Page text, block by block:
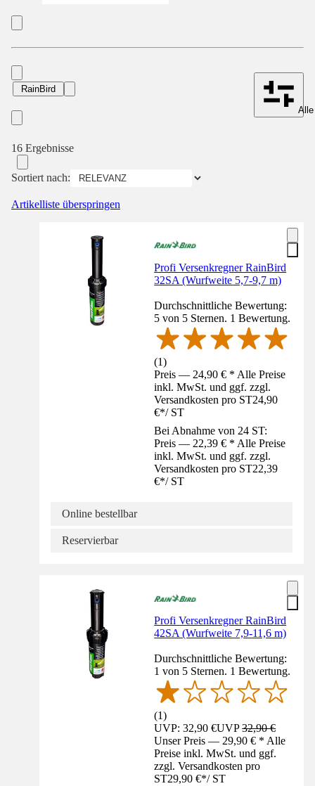
RainBird
16 Ergebnisse
Sortiert nach:
Artikelliste überspringen
Profi Versenkregner RainBird
32SA (Wurfweite 5,7-9,7 m)
Durchschnittliche Bewertung:
5 von 5 Sternen. 1 Bewertung.
(1)
Preis — 24,90 € * Alle Preise
inkl. MwSt. und ggf. zzgl.
Versandkosten pro ST24,90
€*/ ST
Bei Abnahme von 24 ST:
Preis — 22,39 € * Alle Preise
inkl. MwSt. und ggf. zzgl.
Versandkosten pro ST22,39
€*/ ST
Online bestellbar
Reservierbar
Profi Versenkregner RainBird
42SA (Wurfweite 7,9-11,6 m)
Durchschnittliche Bewertung:
1 von 5 Sternen. 1 Bewertung.
(1)
UVP: 32,90 €UVP32,90 €
Unser Preis — 29,90 € * Alle
Preise inkl. MwSt. und ggf.
zzgl. Versandkosten pro
ST29,90 €*/ ST